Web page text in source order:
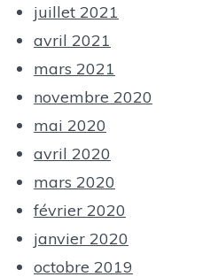
juillet 2021
avril 2021
mars 2021
novembre 2020
mai 2020
avril 2020
mars 2020
février 2020
janvier 2020
octobre 2019